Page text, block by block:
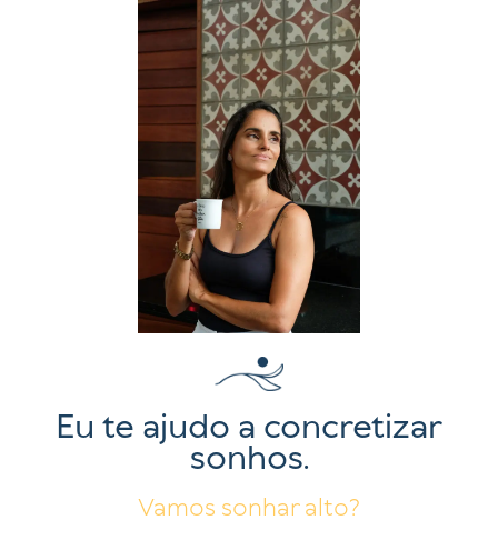
Eu te ajudo a concretizar
sonhos.
Vamos sonhar alto?